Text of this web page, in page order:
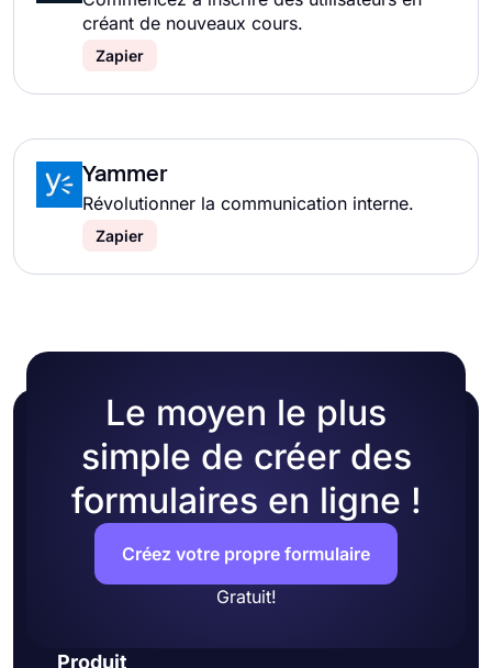
créant de nouveaux cours.
Zapier
Yammer
Révolutionner la communication interne.
Zapier
Le moyen le plus
simple de créer des
formulaires en ligne !
Créez votre propre formulaire
Gratuit!
Produit